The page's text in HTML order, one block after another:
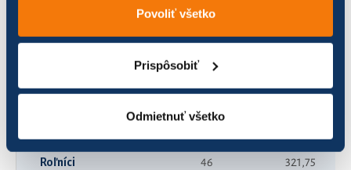
Povoliť všetko
Prispôsobiť
Odmietnuť všetko
Energetik pro bike team, n.u. 98
Mladá krv 72 272,61
Roľníci 46 321,75